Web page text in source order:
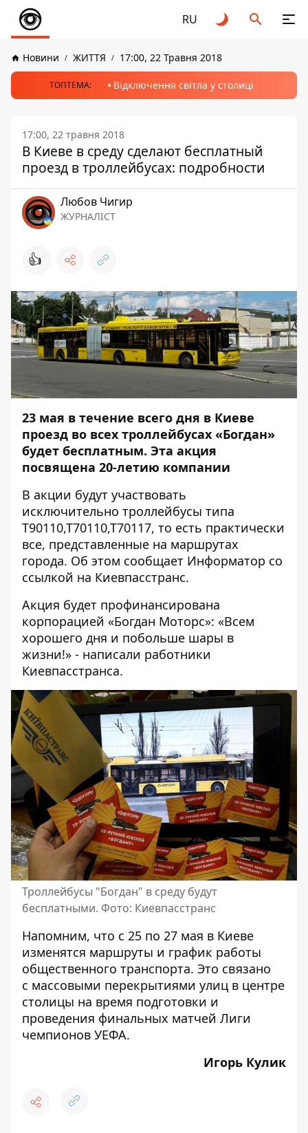
RU
Новини ЖИТТЯ 17:00, 22 Травня 2018
ТОПТЕМА: Відключення світла у столиці
17:00, 22 травня 2018
В Киеве в среду сделают бесплатный
проезд в троллейбусах: подробности
Любов Чигир
ЖУРНАЛІСТ
👍
23 мая в течение всего дня в Киеве
проезд во всех троллейбусах «Богдан»
будет бесплатным. Эта акция
посвящена 20-летию компании
В акции будут участвовать
исключительно троллейбусы типа
Т90110,Т70110,Т70117, то есть практически
все, представленные на маршрутах
города. Об этом сообщает Информатор со
ссылкой на Киевпасстранс.
Акция будет профинансирована
корпорацией «Богдан Моторс»: «Всем
хорошего дня и побольше шары в
жизни!» - написали работники
Киевпасстранса.
Троллейбусы "Богдан" в среду будут
бесплатными. Фото: Киевпасстранс
Напомним, что с 25 по 27 мая в Киеве
изменятся маршруты и график работы
общественного транспорта. Это связано
с массовыми перекрытиями улиц в центре
столицы на время подготовки и
проведения финальных матчей Лиги
чемпионов УЕФА.
Игорь Кулик